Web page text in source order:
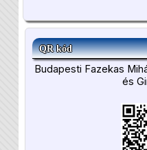
QR kód
Budapesti Fazekas
és